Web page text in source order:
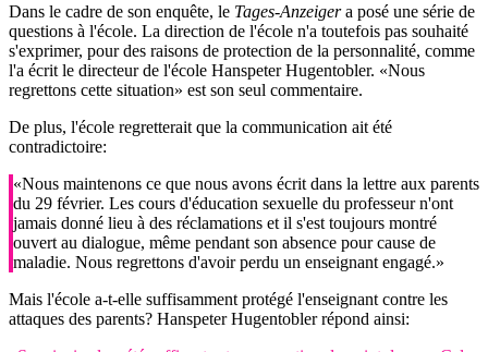
Dans le cadre de son enquête, le Tages-Anzeigera posé une série de
questions à l'école. La direction de l'école n'a toutefois pas souhaité
s'exprimer, pour des raisons de protection de la personnalité, comme
l'a écrit le directeur de l'école Hanspeter Hugentobler. «Nous
regrettons cette situation» est son seul commentaire.
De plus, l'école regretterait que la communication ait été
contradictoire:
«Nous maintenons ce que nous avons écrit dans la lettre aux parents
du 29 février. Les cours d'éducation sexuelle du professeur n'ont
jamais donné lieu à des réclamations et il s'est toujours montré
ouvert au dialogue, même pendant son absence pour cause de
maladie. Nous regrettons d'avoir perdu un enseignant engagé.»
Mais l'école a-t-elle suffisamment protégé l'enseignant contre les
attaques des parents? Hanspeter Hugentobler répond ainsi: